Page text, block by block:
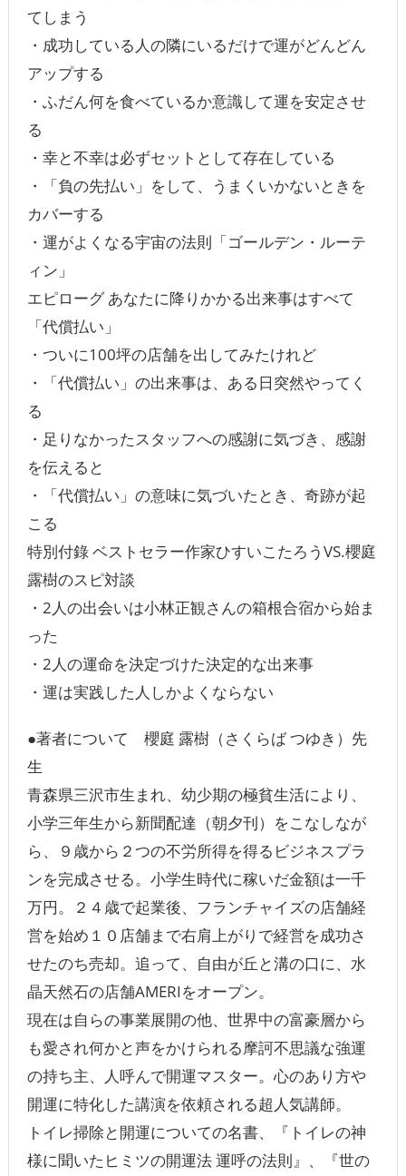
てしまう
・成功している人の隣にいるだけで運がどんどん
アップする
・ふだん何を食べているか意識して運を安定させ
る
・幸と不幸は必ずセットとして存在している
・「負の先払い」をして、うまくいかないときを
カバーする
・運がよくなる宇宙の法則「ゴールデン・ルーテ
ィン」
エピローグ あなたに降りかかる出来事はすべて
「代償払い」
・ついに100坪の店舗を出してみたけれど
・「代償払い」の出来事は、ある日突然やってく
る
・足りなかったスタッフへの感謝に気づき、感謝
を伝えると
・「代償払い」の意味に気づいたとき、奇跡が起
こる
特別付錄 ベストセラー作家ひすいこたろうVS.櫻庭
露樹のスピ対談
・2人の出会いは小林正観さんの箱根合宿から始ま
った
・2人の運命を決定づけた決定的な出来事
・運は実践した人しかよくならない
●著者について 櫻庭 露樹（さくらば つゆき）先
生
青森県三沢市生まれ、幼少期の極貧生活により、
小学三年生から新聞配達（朝夕刊）をこなしなが
ら、９歳から２つの不労所得を得るビジネスプラ
ンを完成させる。小学生時代に稼いだ金額は一千
万円。２４歳で起業後、フランチャイズの店舗経
営を始め１０店舗まで右肩上がりで経営を成功さ
せたのち売却。追って、自由が丘と溝の口に、水
晶天然石の店舗AMERIをオープン。
現在は自らの事業展開の他、世界中の富豪層から
も愛され何かと声をかけられる摩訶不思議な強運
の持ち主、人呼んで開運マスター。心のあり方や
開運に特化した講演を依頼される超人気講師。
トイレ掃除と開運についての名書、『トイレの神
様に聞いたヒミツの開運法 運呼の法則』、『世の